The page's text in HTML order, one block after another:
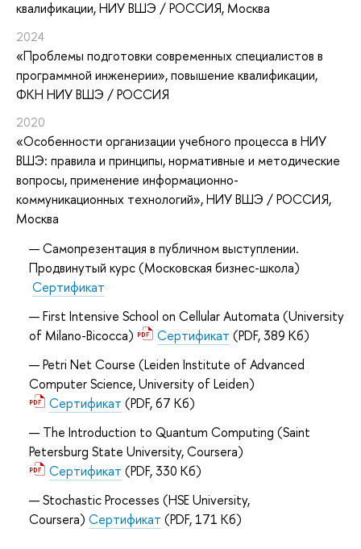
квалификации, НИУ ВШЭ / РОССИЯ, Москва
2024
«Проблемы подготовки современных специалистов в
программной инженерии», повышение квалификации,
ФКН НИУ ВШЭ / РОССИЯ
2020
«Особенности организации учебного процесса в НИУ
ВШЭ: правила и принципы, нормативные и методические
вопросы, применение информационно-
коммуникационных технологий», НИУ ВШЭ / РОССИЯ,
Москва
Самопрезентация в публичном выступлении.
Продвинутый курс (Московская бизнес-школа)
Сертификат
First Intensive School on Cellular Automata (University
of Milano-Bicocca)
Сертификат (PDF, 389 Кб)
Petri Net Course (Leiden Institute of Advanced
Computer Science, University of Leiden)
Сертификат (PDF, 67 Кб)
The Introduction to Quantum Computing (Saint
Petersburg State University, Coursera)
Сертификат (PDF, 330 Кб)
Stochastic Processes (HSE University,
Coursera) Сертификат (PDF, 171 Кб)